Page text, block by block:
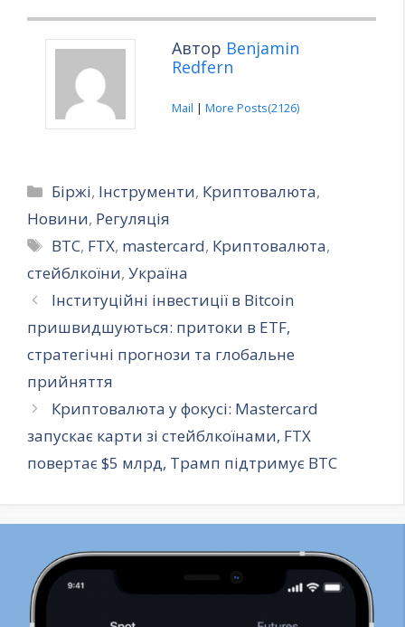
Автор Benjamin
Redfern
Mail | More Posts(2126)
Категорії
Біржі, Інструменти, Криптовалюта,
Новини, Регуляція
Позначки
BTC, FTX, mastercard, Криптовалюта,
стейблкоїни, Україна
Інституційні інвестиції в Bitcoin
пришвидшуються: притоки в ETF,
стратегічні прогнози та глобальне
прийняття
Криптовалюта у фокусі: Mastercard
запускає карти зі стейблкоїнами, FTX
повертає $5 млрд, Трамп підтримує BTC